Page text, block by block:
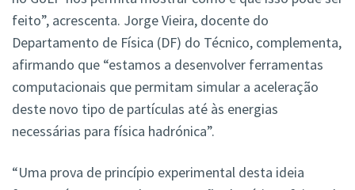
feito”, acrescenta. Jorge Vieira, docente do
Departamento de Física (DF) do Técnico, complementa,
afirmando que “estamos a desenvolver ferramentas
computacionais que permitam simular a aceleração
deste novo tipo de partículas até às energias
necessárias para física hadrónica”.
“Uma prova de princípio experimental desta ideia